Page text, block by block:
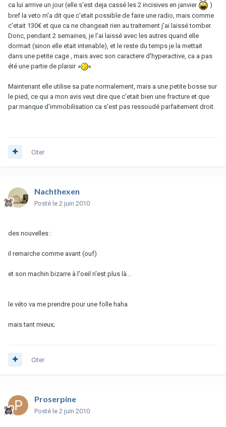
ca lui arrrive un jour (elle s'est deja cassé les 2 incisives en janvier
)
bref la veto m'a dit que c'etait possible de faire une radio, mais comme
c'etait 130€ et que ca ne changeait rien au traitement j'ai laissé tomber.
Donc, pendant 2 semaines, je l'ai laissé avec les autres quand elle
dormait (sinon elle etait intenable), et le reste du temps je la mettait
dans une petite cage , mais avec son caractere d'hyperactive, ca a pas
été une partie de plaisir
Maintenant elle utilise sa pate normalement, mais a une petite bosse sur
le pied, ce qui a mon avis veut dire que c'etait bien une fracture et que
par manque d'immobilisation ca s'est pas ressoudé parfaitement droit.
Citer
Nachthexen
Posté le 2 juin 2010
des nouvelles :
il remarche comme avant (ouf)
et son machin bizarre à l'oeil n'est plus là...
le véto va me prendre pour une folle haha
mais tant mieux;
Citer
Proserpine
Posté le 2 juin 2010